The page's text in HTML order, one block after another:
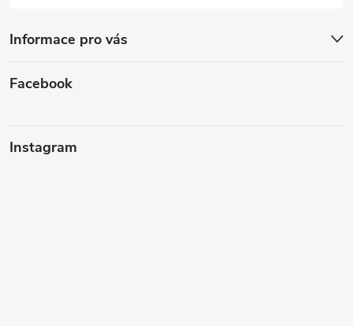
Informace pro vás
Facebook
Instagram